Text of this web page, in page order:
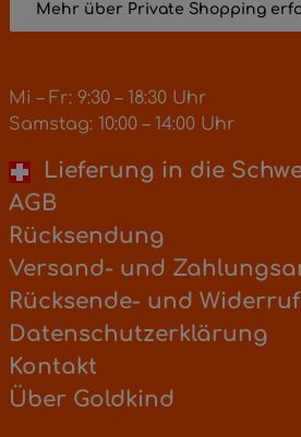
Mehr über Private Shopping
Mi – Fr: 9:30 – 18:30 Uhr
Samstag: 10:00 – 14:00 Uhr
Lieferung in die
AGB
Rücksendung
Versand- und
Rücksende- und
Datenschutzerklärung
Kontakt
Über Goldkind